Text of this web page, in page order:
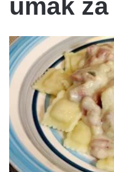
umak